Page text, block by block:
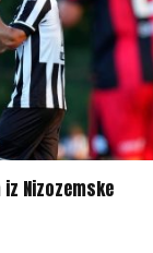
Nizozemske